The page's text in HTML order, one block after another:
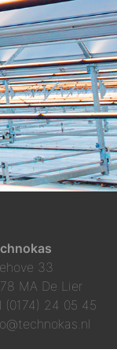
33
MA De Lier
(0174) 24 05 45